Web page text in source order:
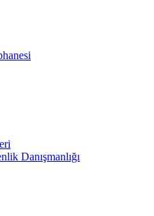
Danışmanlığı